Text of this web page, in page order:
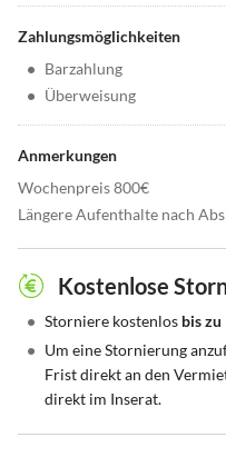
Zahlungsmöglichkeiten
• Barzahlung
• Überweisung
Anmerkungen
Wochenpreis 800€
Längere Aufenthalte nach
Kostenlose
• Storniere kostenlos bis zu
• Um eine Stornierung
Frist direkt an den
direkt im Inserat.